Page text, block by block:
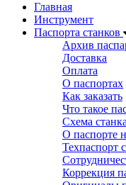
Главная
Инструмент
Паспорта станков
Архив
Доставка
Оплата
О паспортах
Как заказать
Что такое
Схема станка
О паспорте
Техпаспорт
Коррекция